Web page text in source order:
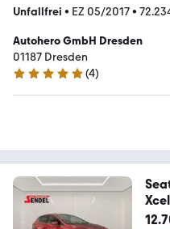
Unfallfrei • EZ 05/2017•
Autohero GmbH Dresden
01187 Dresden
5 Sterne
(4)